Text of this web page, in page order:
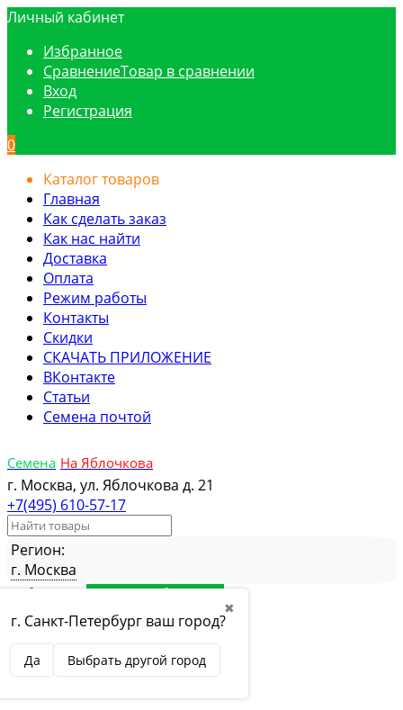
Личный кабинет
Избранное
СравнениеТовар в сравнении
Вход
Регистрация
0
Каталог товаров
Главная
Как сделать заказ
Как нас найти
Доставка
Оплата
Режим работы
Контакты
Скидки
СКАЧАТЬ ПРИЛОЖЕНИЕ
ВКонтакте
Статьи
Семена почтой
Семена На Яблочкова
г. Москва, ул. Яблочкова д. 21
+7(495) 610-57-17
Регион:
г. Москва
✖
г. Санкт-Петербург ваш город?
Да Выбрать другой город
Избранное Товар в избранном
СравнениеТовар в сравнении
Вход
Вход